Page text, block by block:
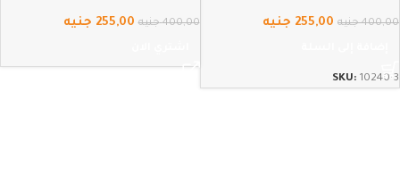
400,00 جنيه 255,00 جنيه
SKU: 10240-3
400,00 جنيه 255,00 جنيه